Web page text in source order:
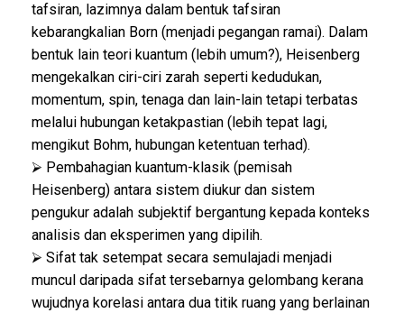
tafsiran, lazimnya dalam bentuk tafsiran
kebarangkalian Born (menjadi pegangan ramai). Dalam
bentuk lain teori kuantum (lebih umum?), Heisenberg
mengekalkan ciri-ciri zarah seperti kedudukan,
momentum, spin, tenaga dan lain-lain tetapi terbatas
melalui hubungan ketakpastian (lebih tepat lagi,
mengikut Bohm, hubungan ketentuan terhad).
⮚ Pembahagian kuantum-klasik (pemisah
Heisenberg) antara sistem diukur dan sistem
pengukur adalah subjektif bergantung kepada konteks
analisis dan eksperimen yang dipilih.
⮚ Sifat tak setempat secara semulajadi menjadi
muncul daripada sifat tersebarnya gelombang kerana
wujudnya korelasi antara dua titik ruang yang berlainan